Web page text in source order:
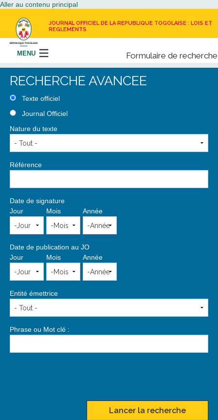
Aller au contenu principal
JOURNAL OFFICIEL DE LA REPUBLIQUE TOGOLAISE : LOIS ET
REGLEMENTS
Formulaire de recherche
Rechercher
MENU
LE JOURNAL OFFICIEL
RECEVOIR LE JOURNAL OFFICIEL
NOUS CONTACTER
RECHERCHE AVANCEE
Texte officiel
Journal Officiel
Nature du texte
Référence
Date de signature
Jour
Mois Année
Date de publication au JO
Jour
Mois Année
Entité émettrice
Phrase ou Mot clé :
Lancer la recherche